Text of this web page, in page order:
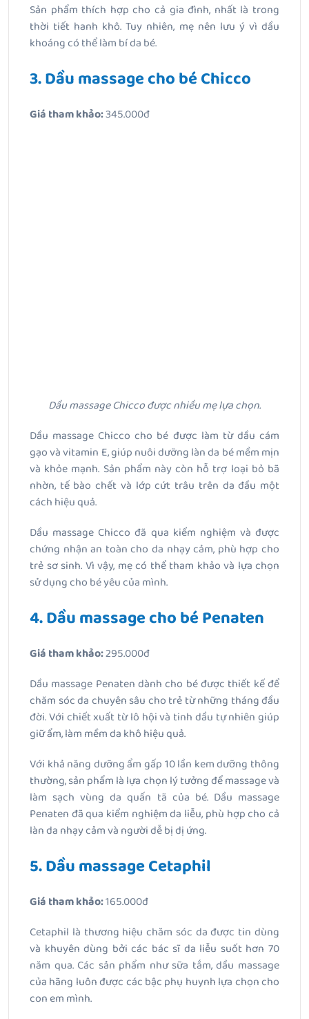
Sản phẩm thích hợp cho cả gia đình, nhất là trong
thời tiết hanh khô. Tuy nhiên, mẹ nên lưu ý vì dầu
khoáng có thể làm bí da bé.
3. Dầu massage cho bé Chicco
Giá tham khảo:345.000đ
Dầu massage Chicco được nhiều mẹ lựa chọn.
Dầu massage Chicco cho bé được làm từ dầu cám
gạo và vitamin E, giúp nuôi dưỡng làn da bé mềm mịn
và khỏe mạnh. Sản phẩm này còn hỗ trợ loại bỏ bã
nhờn, tế bào chết và lớp cứt trâu trên da đầu một
cách hiệu quả.
Dầu massage Chicco đã qua kiểm nghiệm và được
chứng nhận an toàn cho da nhạy cảm, phù hợp cho
trẻ sơ sinh. Vì vậy, mẹ có thể tham khảo và lựa chọn
sử dụng cho bé yêu của mình.
4. Dầu massage cho bé Penaten
Giá tham khảo:295.000đ
Dầu massage Penaten dành cho bé được thiết kế để
chăm sóc da chuyên sâu cho trẻ từ những tháng đầu
đời. Với chiết xuất từ lô hội và tinh dầu tự nhiên giúp
giữ ẩm, làm mềm da khô hiệu quả.
Với khả năng dưỡng ẩm gấp 10 lần kem dưỡng thông
thường, sản phẩm là lựa chọn lý tưởng để massage và
làm sạch vùng da quấn tã của bé. Dầu massage
Penaten đã qua kiểm nghiệm da liễu, phù hợp cho cả
làn da nhạy cảm và người dễ bị dị ứng.
5. Dầu massage Cetaphil
Giá tham khảo:165.000đ
Cetaphil là thương hiệu chăm sóc da được tin dùng
và khuyên dùng bởi các bác sĩ da liễu suốt hơn 70
năm qua. Các sản phẩm như sữa tắm, dầu massage
của hãng luôn được các bậc phụ huynh lựa chọn cho
con em mình.